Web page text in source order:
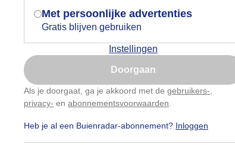
Met persoonlijke advertenties
Gratis blijven gebruiken
Instellingen
Doorgaan
Als je doorgaat, ga je akkoord met de gebruikers-
privacy- en abonnementsvoorwaarden
Heb je al een Buienradar-abonnement? Inloggen
je browser waarin deze toestemming
gevraagd wordt.
Is goed, toon de popup
Nu niet, misschien later
Gebruik je Safari en wil je niet elke dag deze pop-up
Klikhierom dit aan te passen